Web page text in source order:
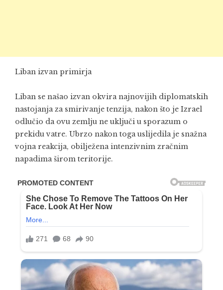
Liban izvan primirja
Liban se našao izvan okvira najnovijih diplomatskih
nastojanja za smirivanje tenzija, nakon što je Izrael
odlučio da ovu zemlju ne uključi u sporazum o
prekidu vatre. Ubrzo nakon toga uslijedila je snažna
vojna reakcija, obilježena intenzivnim zračnim
napadima širom teritorije.